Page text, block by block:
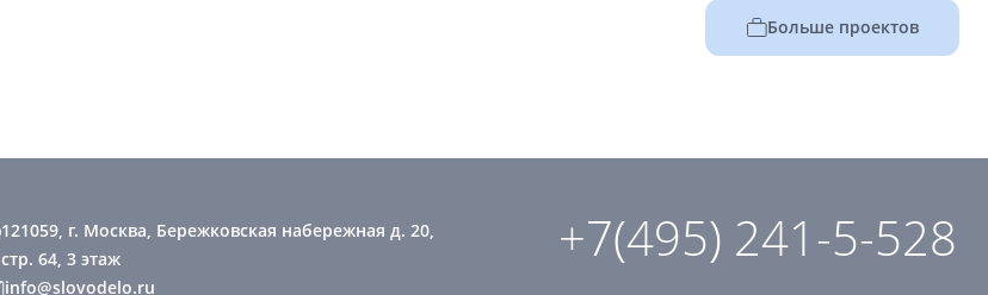
Больше проектов
121059, г. Москва, Бережковская набережная д. 20,
стр. 64, 3 этаж
info@slovodelo.ru
+7(495) 241-5-528